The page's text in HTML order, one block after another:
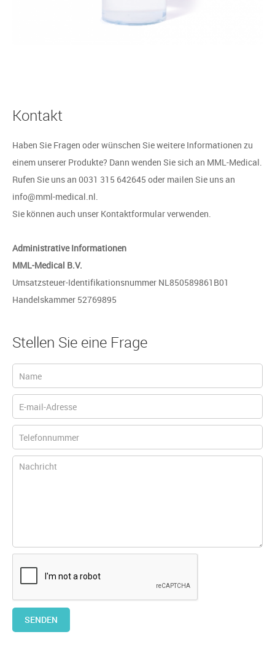
Kontakt
Haben Sie Fragen oder wünschen Sie weitere Informationen zu
einem unserer Produkte? Dann wenden Sie sich an MML-Medical.
Rufen Sie uns an 0031 315 642645 oder mailen Sie uns an
info@mml-medical.nl.
Sie können auch unser Kontaktformular verwenden.
Administrative Informationen
MML-Medical B.V.
Umsatzsteuer-Identifikationsnummer NL850589861B01
Handelskammer 52769895
Stellen Sie eine Frage
SENDEN